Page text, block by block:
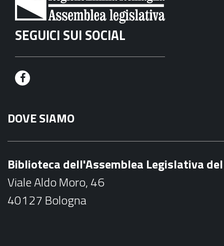
SEGUICI SUI SOCIAL
F
c
e
o
k
DOVE SIAMO
Biblioteca dell'Assemblea Legislativa
Viale Aldo Moro, 46
40127 Bologna